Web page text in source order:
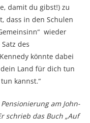
damit du gibst!) zu
dass in den Schulen
wieder
des
könnte dabei
Land für dich tun
kannst.“
am John-
schrieb das Buch „Auf